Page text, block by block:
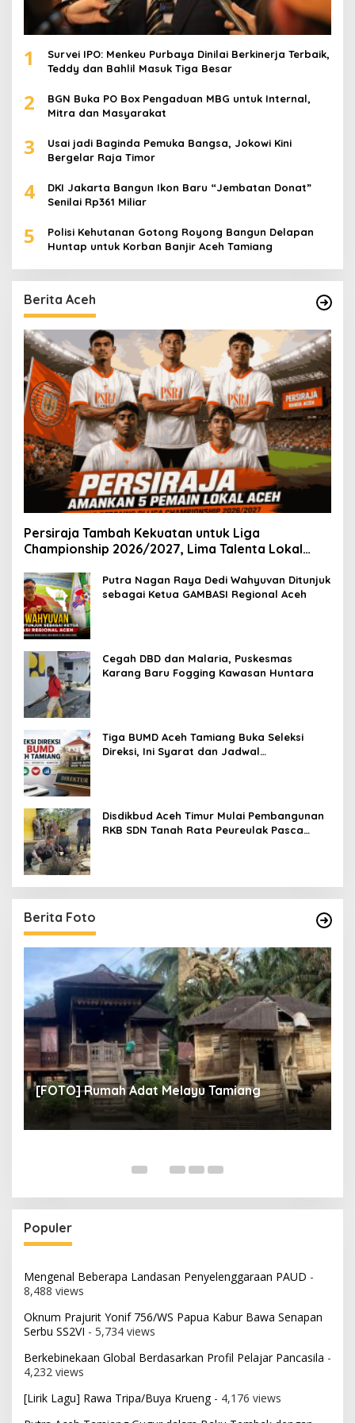
1
Survei IPO: Menkeu Purbaya Dinilai Berkinerja Terbaik,
Teddy dan Bahlil Masuk Tiga Besar
2
BGN Buka PO Box Pengaduan MBG untuk Internal,
Mitra dan Masyarakat
3
Usai jadi Baginda Pemuka Bangsa, Jokowi Kini
Bergelar Raja Timor
4
DKI Jakarta Bangun Ikon Baru “Jembatan Donat”
Senilai Rp361 Miliar
5
Polisi Kehutanan Gotong Royong Bangun Delapan
Huntap untuk Korban Banjir Aceh Tamiang
Berita Aceh
Persiraja Tambah Kekuatan untuk Liga
Championship 2026/2027, Lima Talenta Lokal
Putra Nagan Raya Dedi Wahyuvan Ditunjuk
sebagai Ketua GAMBASI Regional Aceh
Cegah DBD dan Malaria, Puskesmas
Karang Baru Fogging Kawasan Huntara
Tiga BUMD Aceh Tamiang Buka Seleksi
Direksi, Ini Syarat dan Jadwal
Disdikbud Aceh Timur Mulai Pembangunan
RKB SDN Tanah Rata Peureulak Pasca
Berita Foto
[FOTO] Rumah Adat Melayu Tamiang
Populer
Mengenal Beberapa Landasan Penyelenggaraan PAUD -
8,488 views
Oknum Prajurit Yonif 756/WS Papua Kabur Bawa Senapan
Serbu SS2VI - 5,734 views
Berkebinekaan Global Berdasarkan Profil Pelajar Pancasila -
4,232 views
[Lirik Lagu] Rawa Tripa/Buya Krueng- 4,176 views